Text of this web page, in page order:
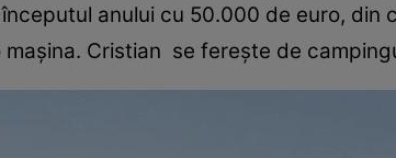
anului cu 50.000 de euro, din
Cristian se fereşte de